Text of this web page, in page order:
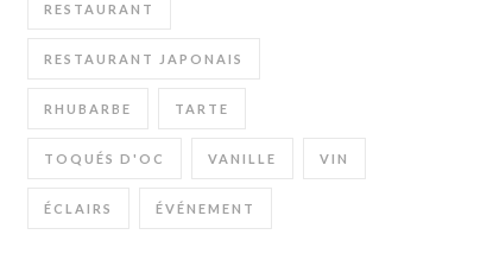
RESTAURANT
RESTAURANT JAPONAIS
RHUBARBE TARTE
TOQUÉS D'OC VANILLE VIN
ÉCLAIRS ÉVÉNEMENT